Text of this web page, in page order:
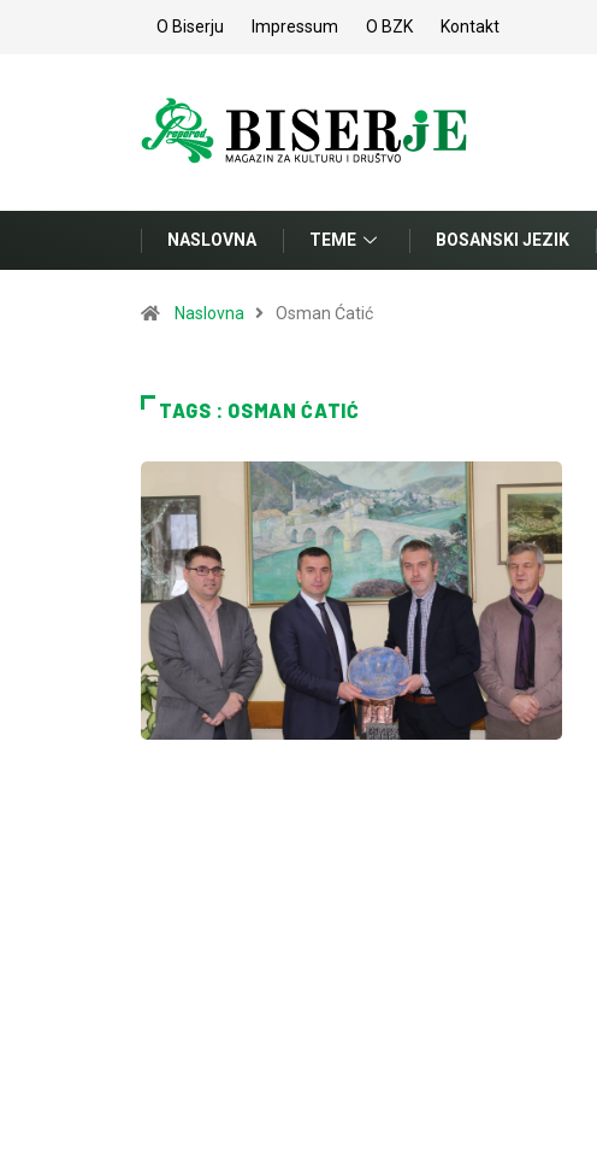
O Biserju Impressum O BZK Kontakt
NASLOVNA TEME BOSANSKI JEZIK
Naslovna Osman Ćatić
TAGS : OSMAN ĆATIĆ